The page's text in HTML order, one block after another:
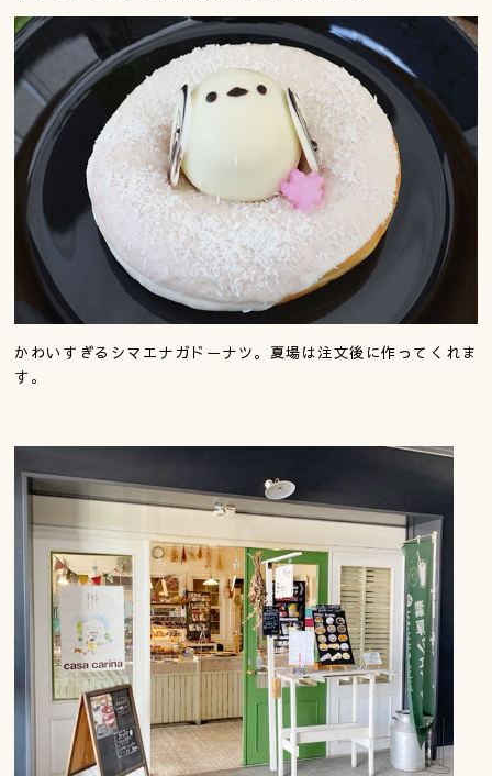
かわいすぎるシマエナガドーナツ。夏場は注文後に作ってくれま
す。